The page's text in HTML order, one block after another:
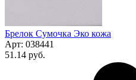
Брелок Сумочка Эко кожа
Арт: 038441
51.14 руб.